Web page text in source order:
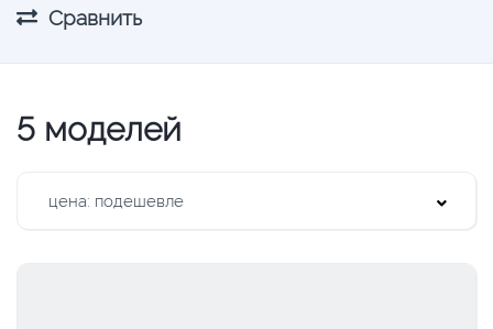
Сравнить
5 моделей
цена: подешевле